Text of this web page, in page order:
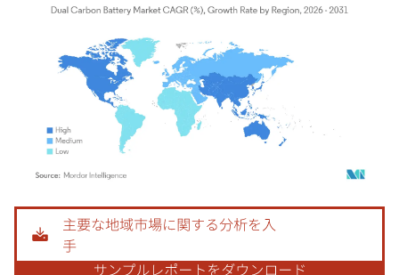
画像 © Mordor Intelligence。再利用にはCC BY 4.0の表示が必要です。